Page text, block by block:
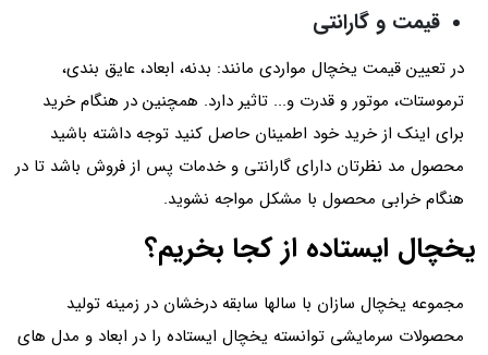
قیمت و گارانتی
در تعیین قیمت یخچال مواردی مانند: بدنه، ابعاد، عایق بندی،
ترموستات، موتور و قدرت و... تاثیر دارد. همچنین در هنگام خرید
برای اینک از خرید خود اطمینان حاصل کنید توجه داشته باشید
محصول مد نظرتان دارای گارانتی و خدمات پس از فروش باشد تا در
هنگام خرابی محصول با مشکل مواجه نشوید.
یخچال ایستاده از کجا بخریم؟
مجموعه یخچال سازان با سالها سابقه درخشان در زمینه تولید
محصولات سرمایشی توانسته یخچال ایستاده را در ابعاد و مدل های